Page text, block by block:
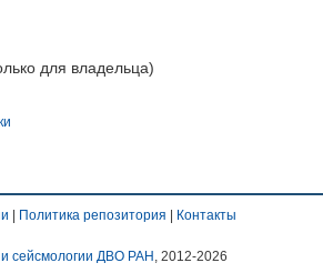
для владельца)
| Политика репозитория | Контакты
и сейсмологии ДВО РАН , 2012-2026